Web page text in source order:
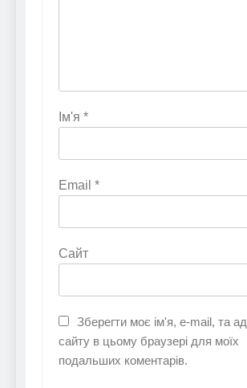
Ім'я *
Email *
Сайт
Зберегти моє ім'я, e-mail, та
сайту в цьому браузері для моїх
подальших коментарів.